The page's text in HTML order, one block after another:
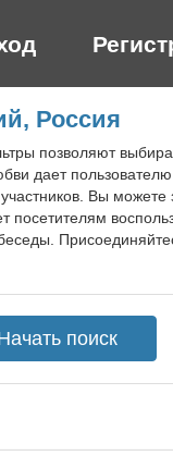
Россия
позволяют
дает
Вы можете